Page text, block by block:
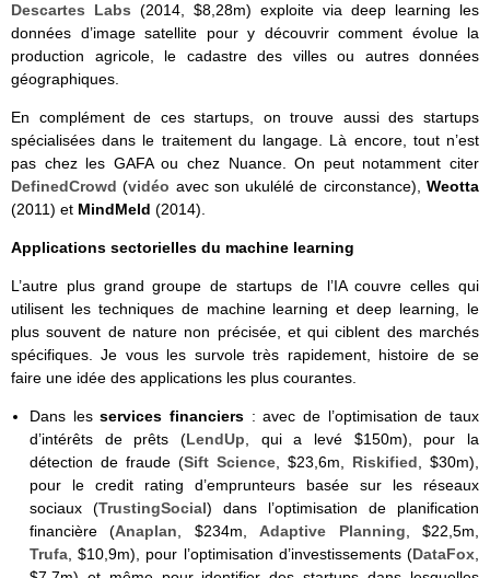
Descartes Labs (2014, $8,28m) exploite via deep learning les
données d’image satellite pour y découvrir comment évolue la
production agricole, le cadastre des villes ou autres données
géographiques.
En complément de ces startups, on trouve aussi des startups
spécialisées dans le traitement du langage. Là encore, tout n’est
pas chez les GAFA ou chez Nuance. On peut notamment citer
DefinedCrowd (vidéo avec son ukulélé de circonstance),Weotta
(2011) et MindMeld (2014).
Applications sectorielles du machine learning
L’autre plus grand groupe de startups de l’IA couvre celles qui
utilisent les techniques de machine learning et deep learning, le
plus souvent de nature non précisée, et qui ciblent des marchés
spécifiques. Je vous les survole très rapidement, histoire de se
faire une idée des applications les plus courantes.
Dans lesservices financiers : avec de l’optimisation de taux
d’intérêts de prêts (LendUp, qui a levé $150m), pour la
détection de fraude (Sift Science, $23,6m, Riskified, $30m),
pour le credit rating d’emprunteurs basée sur les réseaux
sociaux (TrustingSocial) dans l’optimisation de planification
financière (Anaplan, $234m,Adaptive Planning, $22,5m,
Trufa, $10,9m), pour l’optimisation d’investissements (DataFox,